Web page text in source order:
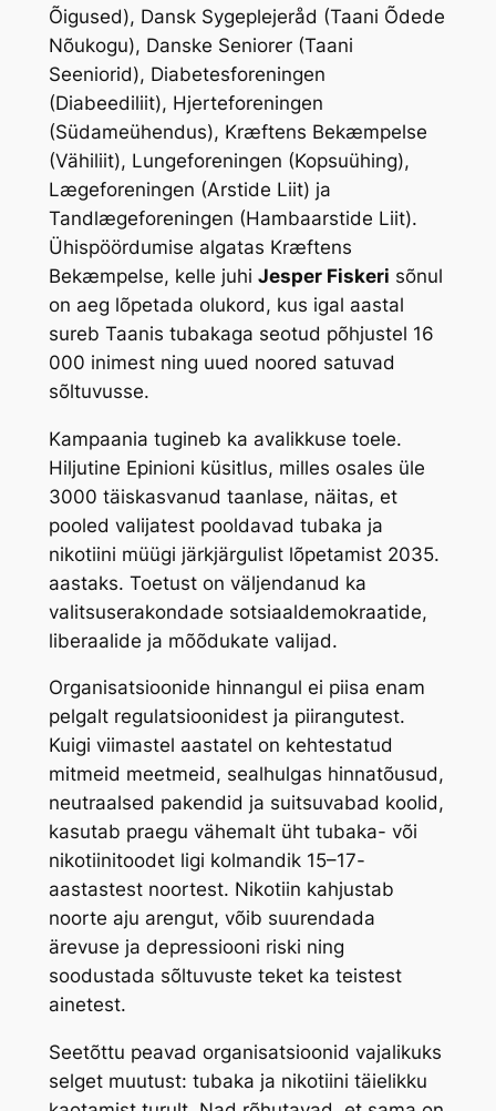
Õigused), Dansk Sygeplejeråd (Taani Õdede
Nõukogu), Danske Seniorer (Taani
Seeniorid), Diabetesforeningen
(Diabeediliit), Hjerteforeningen
(Südameühendus), Kræftens Bekæmpelse
(Vähiliit), Lungeforeningen (Kopsuühing),
Lægeforeningen (Arstide Liit) ja
Tandlægeforeningen (Hambaarstide Liit).
Ühispöördumise algatas Kræftens
Bekæmpelse, kelle juhi Jesper Fiskeri sõnul
on aeg lõpetada olukord, kus igal aastal
sureb Taanis tubakaga seotud põhjustel 16
000 inimest ning uued noored satuvad
sõltuvusse.
Kampaania tugineb ka avalikkuse toele.
Hiljutine Epinioni küsitlus, milles osales üle
3000 täiskasvanud taanlase, näitas, et
pooled valijatest pooldavad tubaka ja
nikotiini müügi järkjärgulist lõpetamist 2035.
aastaks. Toetust on väljendanud ka
valitsuserakondade sotsiaaldemokraatide,
liberaalide ja mõõdukate valijad.
Organisatsioonide hinnangul ei piisa enam
pelgalt regulatsioonidest ja piirangutest.
Kuigi viimastel aastatel on kehtestatud
mitmeid meetmeid, sealhulgas hinnatõusud,
neutraalsed pakendid ja suitsuvabad koolid,
kasutab praegu vähemalt üht tubaka- või
nikotiinitoodet ligi kolmandik 15–17-
aastastest noortest. Nikotiin kahjustab
noorte aju arengut, võib suurendada
ärevuse ja depressiooni riski ning
soodustada sõltuvuste teket ka teistest
ainetest.
Seetõttu peavad organisatsioonid vajalikuks
selget muutust: tubaka ja nikotiini täielikku